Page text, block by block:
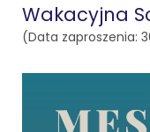
Wakacyjna
(Data zaproszenia: